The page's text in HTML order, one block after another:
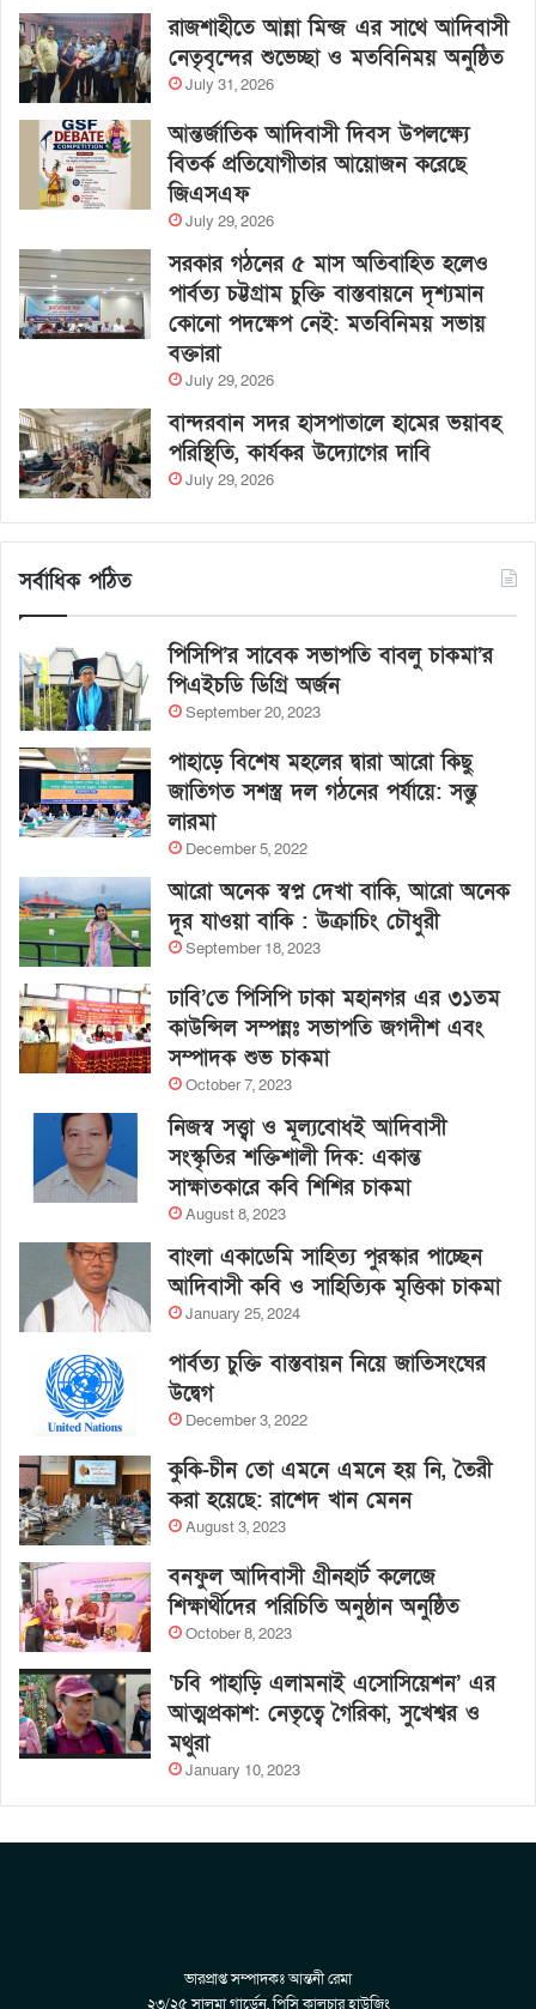
রাজশাহীতে আন্না মিন্জ এর সাথে আদিবাসী
নেতৃবৃন্দের শুভেচ্ছা ও মতবিনিময় অনুষ্ঠিত
July 31, 2026
আন্তর্জাতিক আদিবাসী দিবস উপলক্ষ্যে
বিতর্ক প্রতিযোগীতার আয়োজন করেছে
জিএসএফ
July 29, 2026
সরকার গঠনের ৫ মাস অতিবাহিত হলেও
পার্বত্য চট্টগ্রাম চুক্তি বাস্তবায়নে দৃশ্যমান
কোনো পদক্ষেপ নেই: মতবিনিময় সভায়
বক্তারা
July 29, 2026
বান্দরবান সদর হাসপাতালে হামের ভয়াবহ
পরিস্থিতি, কার্যকর উদ্যোগের দাবি
July 29, 2026
সর্বাধিক পঠিত
পিসিপি’র সাবেক সভাপতি বাবলু চাকমা’র
পিএইচডি ডিগ্রি অর্জন
September 20, 2023
পাহাড়ে বিশেষ মহলের দ্বারা আরো কিছু
জাতিগত সশস্ত্র দল গঠনের পর্যায়ে: সন্তু
লারমা
December 5, 2022
আরো অনেক স্বপ্ন দেখা বাকি, আরো অনেক
দূর যাওয়া বাকি : উক্রাচিং চৌধুরী
September 18, 2023
ঢাবি’তে পিসিপি ঢাকা মহানগর এর ৩১তম
কাউন্সিল সম্পন্নঃ সভাপতি জগদীশ এবং
সম্পাদক শুভ চাকমা
October 7, 2023
নিজস্ব সত্ত্বা ও মূল্যবোধই আদিবাসী
সংস্কৃতির শক্তিশালী দিক: একান্ত
সাক্ষাতকারে কবি শিশির চাকমা
August 8, 2023
বাংলা একাডেমি সাহিত্য পুরস্কার পাচ্ছেন
আদিবাসী কবি ও সাহিত্যিক মৃত্তিকা চাকমা
January 25, 2024
পার্বত্য চুক্তি বাস্তবায়ন নিয়ে জাতিসংঘের
উদ্বেগ
December 3, 2022
কুকি-চীন তো এমনে এমনে হয় নি, তৈরী
করা হয়েছে: রাশেদ খান মেনন
August 3, 2023
বনফুল আদিবাসী গ্রীনহার্ট কলেজে
শিক্ষার্থীদের পরিচিতি অনুষ্ঠান অনুষ্ঠিত
October 8, 2023
‘চবি পাহাড়ি এলামনাই এসোসিয়েশন’ এর
আত্মপ্রকাশ: নেতৃত্বে গৈরিকা, সুখেশ্বর ও
মথুরা
January 10, 2023
ভারপ্রাপ্ত সম্পাদকঃ আন্তনী রেমা
২৩/২৫ সালমা গার্ডেন, পিসি কালচার হাউজিং